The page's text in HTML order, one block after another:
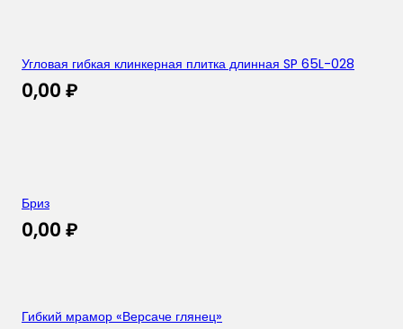
Угловая гибкая клинкерная плитка длинная SP 65L-028
0,00 ₽
Бриз
0,00 ₽
Гибкий мрамор «Версаче глянец»